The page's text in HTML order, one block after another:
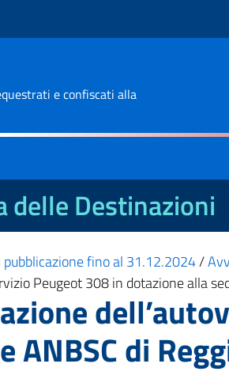
e confiscati alla
delle Destinazioni
fino al 31.12.2024/
Peugeot 308 in dotazione alla
di